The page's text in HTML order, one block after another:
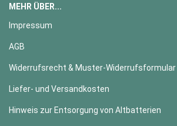
MEHR ÜBER...
Impressum
AGB
Widerrufsrecht & Muster-Widerrufsformular
Liefer- und Versandkosten
Hinweis zur Entsorgung von Altbatterien